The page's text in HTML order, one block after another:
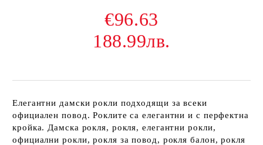
€96.63
188.99лв.
Елегантни дамски рокли подходящи за всеки
официален повод. Роклите са елегантни и с перфектна
кройка. Дамска рокля, рокля, елегантни рокли,
официални рокли, рокля за повод, рокля балон, рокля